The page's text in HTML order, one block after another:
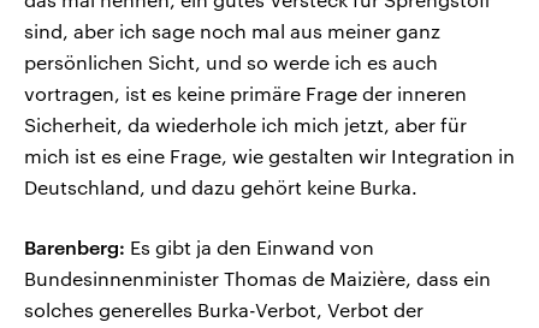
sind, aber ich sage noch mal aus meiner ganz
persönlichen Sicht, und so werde ich es auch
vortragen, ist es keine primäre Frage der inneren
Sicherheit, da wiederhole ich mich jetzt, aber für
mich ist es eine Frage, wie gestalten wir Integration in
Deutschland, und dazu gehört keine Burka.
Barenberg: Es gibt ja den Einwand von
Bundesinnenminister Thomas de Maizière, dass ein
solches generelles Burka-Verbot, Verbot der